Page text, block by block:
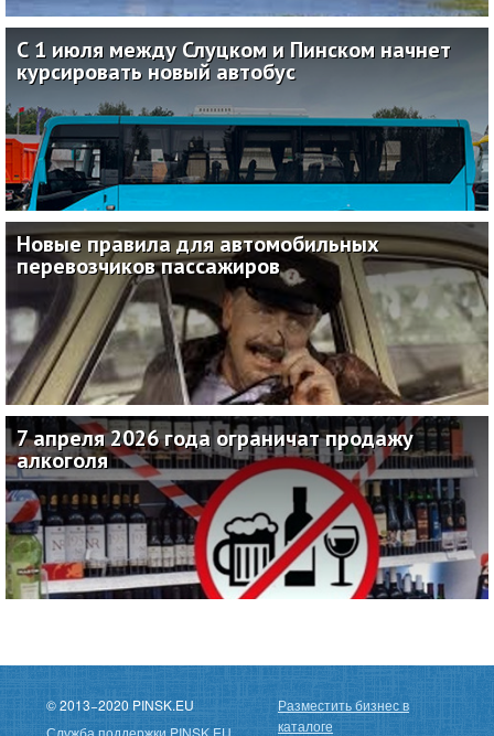
С 1 июля между Слуцком и Пинском начнет
курсировать новый автобус
22.06.2026
Новые правила для автомобильных
перевозчиков пассажиров
22.06.2026
7 апреля 2026 года ограничат продажу
алкоголя
06.04.2026
© 2013−2020 PINSK.EU
Разместить бизнес в
каталоге